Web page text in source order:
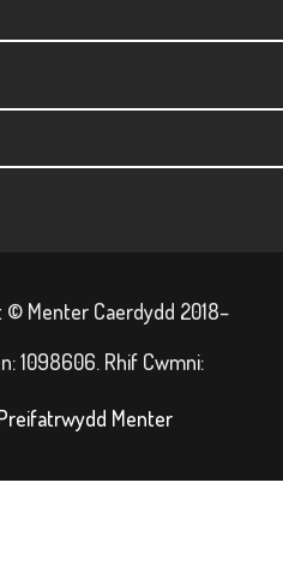
© Menter Caerdydd 2018–
1098606. Rhif Cwmni:
Menter